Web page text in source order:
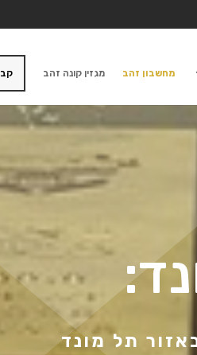
מחשבון זהב מגזין קונה זהב
תל מונד